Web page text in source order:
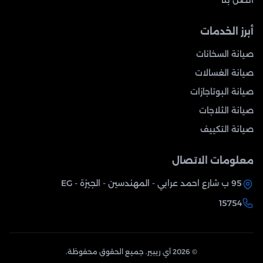
أبرز الخدمات
صيانة السخانات
صيانة الغسالات
صيانة البوتاجازات
صيانة الثلاجات
صيانة التكييف
معلومات الاتصال
95 ب شارع احمد عرابي - المهندسين - الجيزة - EG
15754
© 2026 آي ريبير. جميع الحقوق محفوظة.